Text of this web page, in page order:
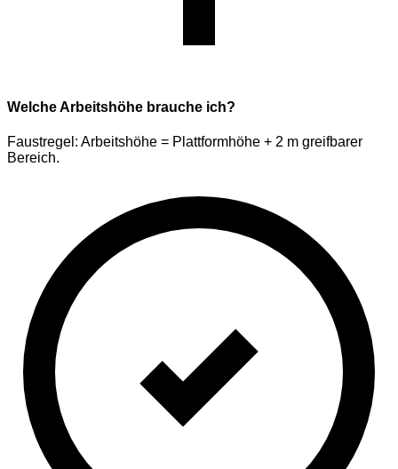
Welche Arbeitshöhe brauche ich?
Faustregel: Arbeitshöhe = Plattformhöhe + 2 m greifbarer
Bereich.